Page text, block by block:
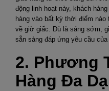
động linh hoạt này, khách
hàng vào bất kỳ thời điểm nào
về giờ giấc. Dù là sáng sớm,
sẵn sàng đáp ứng yêu cầu của
2. Phương
Hàng Đa